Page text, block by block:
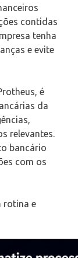
contidas
tenha
e evite
é
da
relevantes.
bancário
com os
rotina e